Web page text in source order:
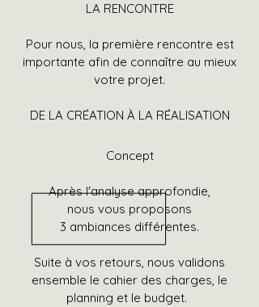
LA RENCONTRE
Pour nous, la première rencontre est
importante afin de connaître au mieux
votre projet.
DE LA CRÉATION À LA RÉALISATION
Concept
Après l'analyse approfondie,
nous vous proposons
3 ambiances différentes.
Suite à vos retours, nous validons
ensemble le cahier des charges, le
planning et le budget.